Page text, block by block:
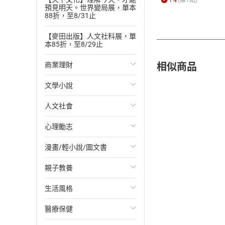
預見明天。世界變局展，單本
88折，至8/31止
【麥田出版】人文社科展，單
本85折，至8/29止
商業理財
投資理財
經濟/趨勢
財務/金融
管理/領導
職場工作術
成功法
行銷/廣告
文學小說
歐美文學
日本文學
韓國文學
華文文學
經典文學
成長/家庭生活小說
人文社會
國際關係
政治
社會科學
台灣/中國歷史
日/韓歷史
心理勵志
心靈成長/情緒
人際關係
兩性關係
心理學
漫畫/輕小說/圖文書
輕小說
奇幻/科幻
愛情故事
親子教養
教育現場
兒童文學/故事
生活風格
飲食/食譜
醫療保健
相似商品